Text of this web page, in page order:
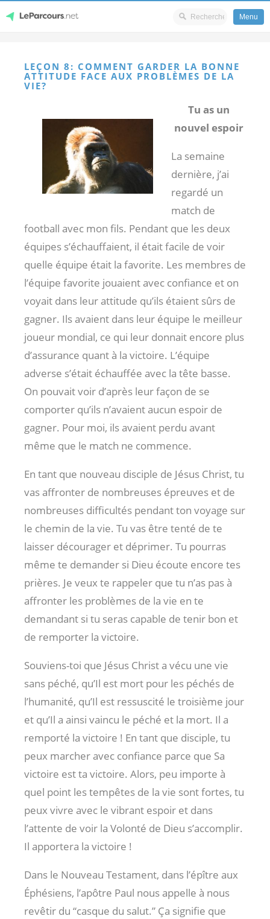
content
Menu
LEÇON 8: COMMENT GARDER LA BONNE
ATTITUDE FACE AUX PROBLÈMES DE LA
VIE?
Tu as un
nouvel espoir
La semaine
dernière, j’ai
regardé un
match de
football avec mon fils. Pendant que les deux
équipes s’échauffaient, il était facile de voir
quelle équipe était la favorite. Les membres de
l’équipe favorite jouaient avec confiance et on
voyait dans leur attitude qu’ils étaient sûrs de
gagner. Ils avaient dans leur équipe le meilleur
joueur mondial, ce qui leur donnait encore plus
d’assurance quant à la victoire. L’équipe
adverse s’était échauffée avec la tête basse.
On pouvait voir d’après leur façon de se
comporter qu’ils n’avaient aucun espoir de
gagner. Pour moi, ils avaient perdu avant
même que le match ne commence.
En tant que nouveau disciple de Jésus Christ, tu
vas affronter de nombreuses épreuves et de
nombreuses difficultés pendant ton voyage sur
le chemin de la vie. Tu vas être tenté de te
laisser décourager et déprimer. Tu pourras
même te demander si Dieu écoute encore tes
prières. Je veux te rappeler que tu n’as pas à
affronter les problèmes de la vie en te
demandant si tu seras capable de tenir bon et
de remporter la victoire.
Souviens-toi que Jésus Christ a vécu une vie
sans péché, qu’Il est mort pour les péchés de
l’humanité, qu’Il est ressuscité le troisième jour
et qu’Il a ainsi vaincu le péché et la mort. Il a
remporté la victoire ! En tant que disciple, tu
peux marcher avec confiance parce que Sa
victoire est ta victoire. Alors, peu importe à
quel point les tempêtes de la vie sont fortes, tu
peux vivre avec le vibrant espoir et dans
l’attente de voir la Volonté de Dieu s’accomplir.
Il apportera la victoire !
Dans le Nouveau Testament, dans l’épître aux
Éphésiens, l’apôtre Paul nous appelle à nous
revêtir du “casque du salut.” Ça signifie que